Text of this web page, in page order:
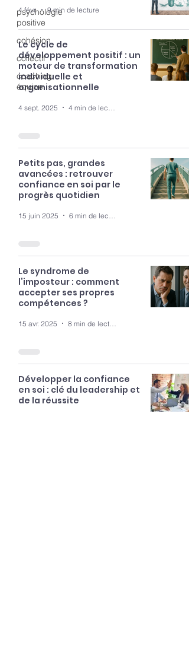
psychologie
positive
cohésion
collectif
coaching
équipe
4 févr. 9 min de lecture
Le cycle de
développement positif : un
moteur de transformation
individuelle et
organisationnelle
4 sept. 2025
Petits pas, grandes
avancées : retrouver
confiance en soi par le
progrès quotidien
15 juin 2025
Le syndrome de
l’imposteur : comment
accepter ses propres
compétences ?
15 avr. 2025
Développer la confiance
en soi : clé du leadership et
de la réussite